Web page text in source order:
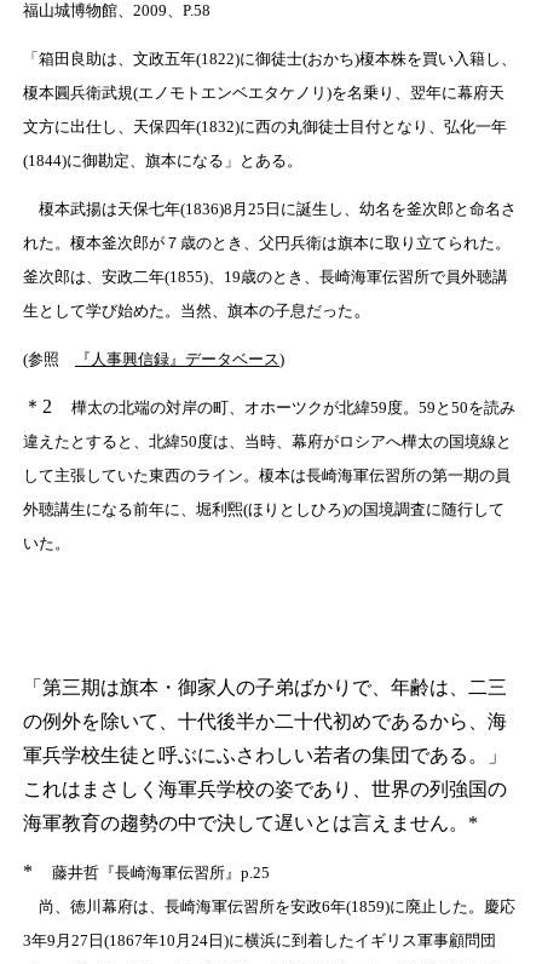
福山城博物館、2009、P.58
「箱田良助は、文政五年(1822)に御徒士(おかち)榎本株を買い入籍し、
榎本圓兵衛武規(エノモトエンベエタケノリ)を名乗り、翌年に幕府天
文方に出仕し、天保四年(1832)に西の丸御徒士目付となり、弘化一年
(1844)に御勘定、旗本になる」とある。
榎本武揚は天保七年(1836)8月25日に誕生し、幼名を釜次郎と命名さ
れた。榎本釜次郎が７歳のとき、父円兵衛は旗本に取り立てられた。
釜次郎は、安政二年(1855)、19歳のとき、長崎海軍伝習所で員外聴講
生として学び始めた。当然、旗本の子息だった 。
(参照 『人事興信録』データベース)
＊2 樺太の北端の対岸の町、オホーツクが北緯59度。59と50を読み
違えたとすると、北緯50度は、当時、幕府がロシアへ樺太の国境線と
して主張していた東西のライン。榎本は長崎海軍伝習所の第一期の員
外聴講生になる前年に、堀利煕(ほりとしひろ)の国境調査に随行して
いた。
「第三期は旗本・御家人の子弟ばかりで、年齢は、二三
の例外を除いて、十代後半か二十代初めであるから、海
軍兵学校生徒と呼ぶにふさわしい若者の集団である。」
これはまさしく海軍兵学校の姿であり、世界の列強国の
海軍教育の趨勢の中で決して遅いとは言えません。*
* 藤井哲『長崎海軍伝習所』p.25
尚、徳川幕府は、長崎海軍伝習所を安政6年(1859)に廃止した。慶応
3年9月27日(1867年10月24日)に横浜に到着したイギリス軍事顧問団